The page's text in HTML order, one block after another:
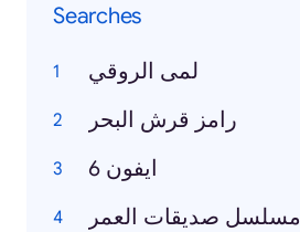
Searches
لمى الروقي
رامز قرش البحر
ايفون 6
مسلسل صديقات العمر